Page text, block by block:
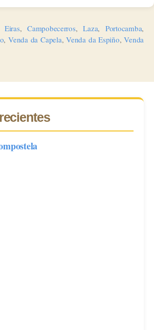
Eiras,Campobecerros,Laza, Portocamba,
,Venda da Capela,Venda da Espiño,Venda